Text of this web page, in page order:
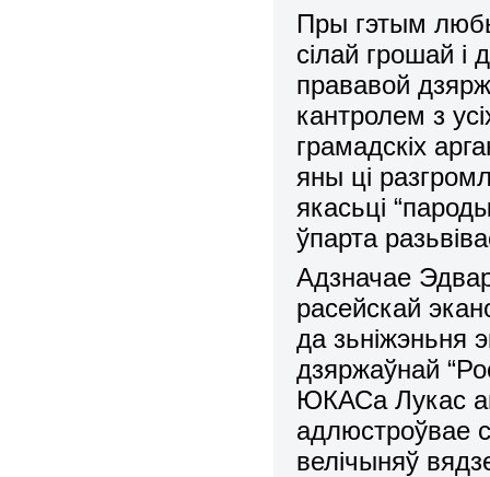
Пры гэтым
сілай грошай і
прававой
кантролем з
грамадскіх
яны ці
якасьці
ўпарта
Адзначае
расейскай
да зьніжэньня
дзяржаўнай
ЮКАСа Лукас
адлюстроўвае
велічыняў